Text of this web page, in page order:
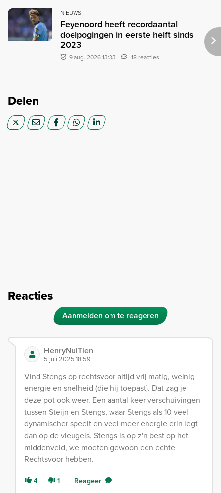
NIEUWS
Feyenoord heeft recordaantal
doelpogingen in eerste helft sinds
2023
9 aug. 2026 13:33 18 reacties
Delen
Reacties
Aanmelden om te reageren
HenryNulTien
5 juli 2025 18:59
Vind Stengs op rechtsvoor altijd vrij matig, weinig
energie en snelheid (die hij toepast). Dat zag je
deze pot ook weer. Een aantal keer verschuivingen
tussen Steijn en Stengs, waar Stengs als 10 veel
dynamischer speelt en veel meer energie erin legt
dan op de vleugels. Stengs is op z'n best op het
middenveld, we moeten gewoon een echte
Rechtsvoor hebben.
4 1 Reageer